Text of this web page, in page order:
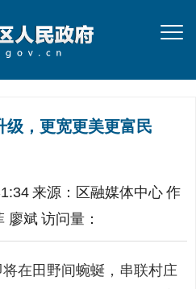
级，更宽更美更富民
来源： 区融媒体中心 作
廖斌 访问量：
在田野间蜿蜒，串联村庄